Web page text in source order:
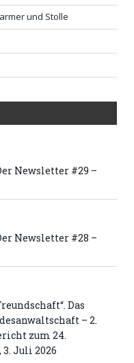
und Stolle
Newsletter #29 –
Newsletter #28 –
Das
– 2.
zum 24.
Juli 2026